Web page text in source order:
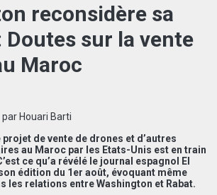
reconsidère sa
Doutes sur la vente
Maroc
Houari Barti
projet de vente de drones et d’autres
au Maroc par les Etats-Unis est en train
ce qu’a révélé le journal espagnol El
édition du 1er août, évoquant même
les relations entre Washington et Rabat.